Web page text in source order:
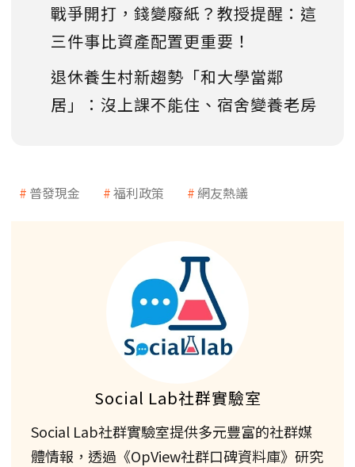
戰爭開打，錢變廢紙？教授提醒：這
三件事比資產配置更重要！
退休養生村新趨勢「和大學當鄰
居」：沒上課不能住、宿舍變養老房
普發現金 福利政策 網友熱議
Social Lab社群實驗室
Social Lab社群實驗室提供多元豐富的社群媒
體情報，透過《OpView社群口碑資料庫》研究